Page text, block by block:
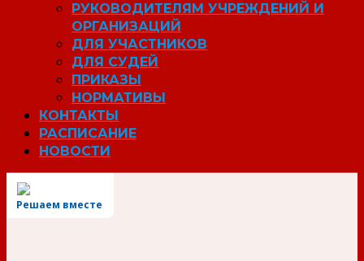
РУКОВОДИТЕЛЯМ УЧРЕЖДЕНИЙ И
ОРГАНИЗАЦИЙ
ДЛЯ УЧАСТНИКОВ
ДЛЯ СУДЕЙ
ПРИКАЗЫ
НОРМАТИВЫ
КОНТАКТЫ
РАСПИСАНИЕ
НОВОСТИ
Решаем вместе